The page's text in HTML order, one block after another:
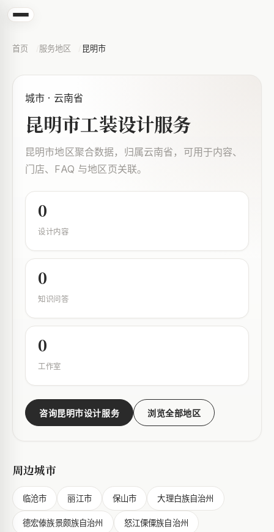
首页 服务地区 昆明市
城市 · 云南省
昆明市工装设计服务
昆明市地区聚合数据，归属云南省，可用于内容、
门店、FAQ 与地区页关联。
0
设计内容
0
知识问答
0
工作室
咨询昆明市设计服务 浏览全部地区
周边城市
临沧市 丽江市 保山市 大理白族自治州
德宏傣族景颇族自治州 怒江傈僳族自治州